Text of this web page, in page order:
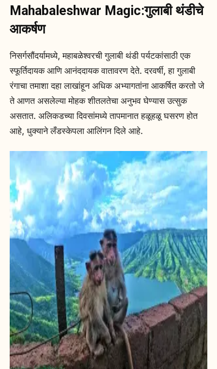
Mahabaleshwar Magic:गुलाबी थंडीचे
आकर्षण
निसर्गसौंदर्यामध्ये, महाबळेश्वरची गुलाबी थंडी पर्यटकांसाठी एक
स्फूर्तिदायक आणि आनंददायक वातावरण देते. दरवर्षी, हा गुलाबी
रंगाचा तमाशा दहा लाखांहून अधिक अभ्यागतांना आकर्षित करतो जे
ते आणत असलेल्या मोहक शीतलतेचा अनुभव घेण्यास उत्सुक
असतात. अलिकडच्या दिवसांमध्ये तापमानात हळूहळू घसरण होत
आहे, धुक्याने लँडस्केपला आलिंगन दिले आहे.